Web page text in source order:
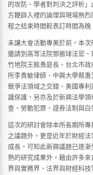
的攻防、學者對判決之評析
方鞭辟入裡的論理與現場熱
程之結束時間較表訂時間為晚
未讓大會活動專美於前，本
邀請到高等法院鄧振球法官
竹地院王銘勇庭長、台北市
所李貴敏律師、中興大學蔡
競爭法領域之交錯、美國專
識保護，另亦及於新興法學
查、勞動犯罪、證券法制與白
這次的研討會除本所長期所
之議題外，更是近年於財經
成長，可知此新興議題已逐
熟的研究成果外，藉由許多
界與實務界、法界與財經科技